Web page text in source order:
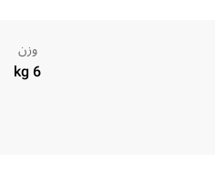
وزن
6 kg